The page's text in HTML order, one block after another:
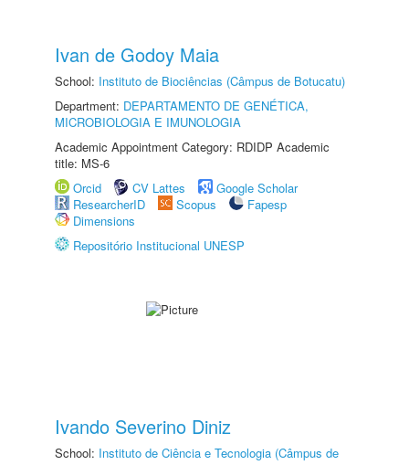
Ivan de Godoy Maia
School: Instituto de Biociências (Câmpus de Botucatu)
Department: DEPARTAMENTO DE GENÉTICA,
MICROBIOLOGIA E IMUNOLOGIA
Academic Appointment Category: RDIDP Academic
title: MS-6
Orcid
CV Lattes
Google Scholar
ResearcherID
Scopus
Fapesp
Dimensions
Repositório Institucional UNESP
Ivando Severino Diniz
School: Instituto de Ciência e Tecnologia (Câmpus de